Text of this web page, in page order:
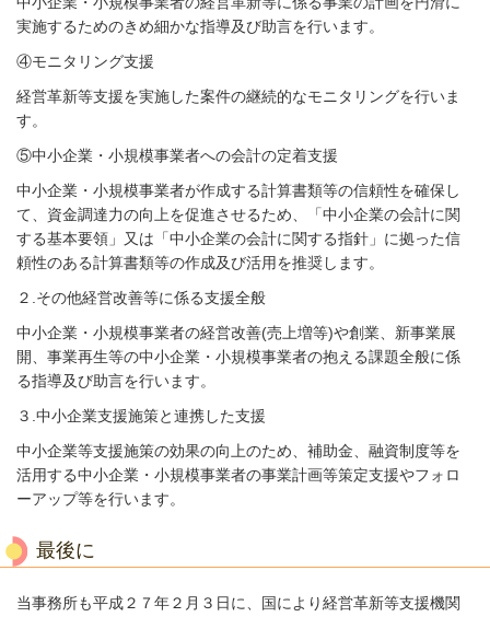
実施するためのきめ細かな指導及び助言を行います。
④モニタリング支援
経営革新等支援を実施した案件の継続的なモニタリングを行いま
す。
⑤中小企業・小規模事業者への会計の定着支援
中小企業・小規模事業者が作成する計算書類等の信頼性を確保し
て、資金調達力の向上を促進させるため、「中小企業の会計に関
する基本要領」又は「中小企業の会計に関する指針」に拠った信
頼性のある計算書類等の作成及び活用を推奨します。
２.その他経営改善等に係る支援全般
中小企業・小規模事業者の経営改善(売上増等)や創業、新事業展
開、事業再生等の中小企業・小規模事業者の抱える課題全般に係
る指導及び助言を行います。
３.中小企業支援施策と連携した支援
中小企業等支援施策の効果の向上のため、補助金、融資制度等を
活用する中小企業・小規模事業者の事業計画等策定支援やフォロ
ーアップ等を行います。
最後に
当事務所も平成２７年２月３日に、国により経営革新等支援機関